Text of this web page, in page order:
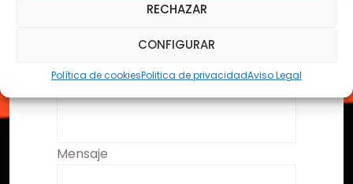
RECHAZAR
CONFIGURAR
Política de cookiesPolitica de privacidadAviso Legal
Asunto
Mensaje